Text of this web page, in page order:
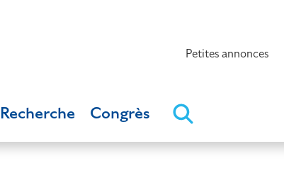
Petites annonces
Recherche Congrès